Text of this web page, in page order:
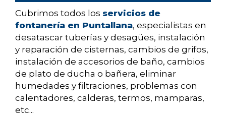
Cubrimos todos los servicios de
fontanería en Puntallana, especialistas en
desatascar tuberías y desagües, instalación
y reparación de cisternas, cambios de grifos,
instalación de accesorios de baño, cambios
de plato de ducha o bañera, eliminar
humedades y filtraciones, problemas con
calentadores, calderas, termos, mamparas,
etc...